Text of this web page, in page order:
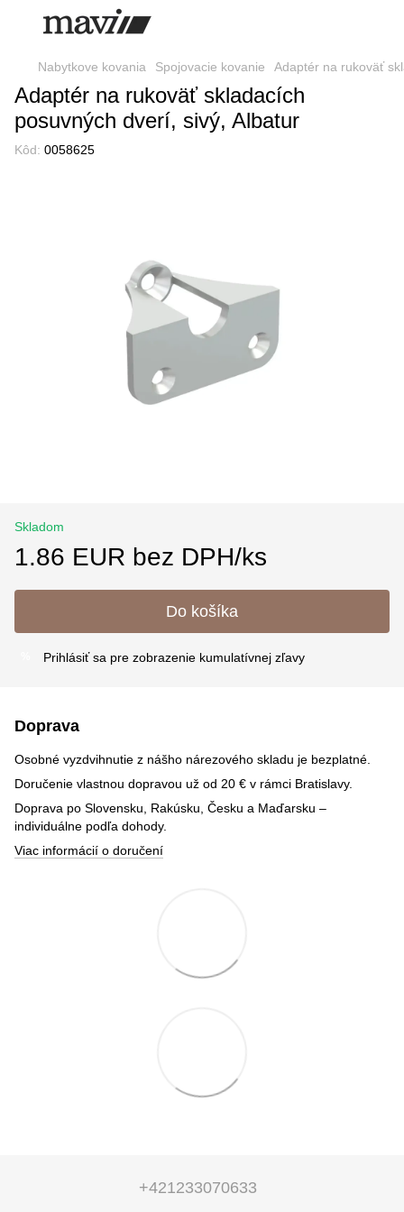
Nabytkove kovania Spojovacie kovanie Adaptér na rukoväť
Adaptér na rukoväť skladacích
posuvných dverí, sivý, Albatur
Kôd: 0058625
Skladom
1.86 EUR bez DPH/ks
Do košíka
Prihlásiť sa pre zobrazenie kumulatívnej zľavy
Doprava
Osobné vyzdvihnutie z nášho nárezového skladu je bezplatné.
Doručenie vlastnou dopravou už od 20 € v rámci Bratislavy.
Doprava po Slovensku, Rakúsku, Česku a Maďarsku –
individuálne podľa dohody.
Viac informácií o doručení
+421233070633